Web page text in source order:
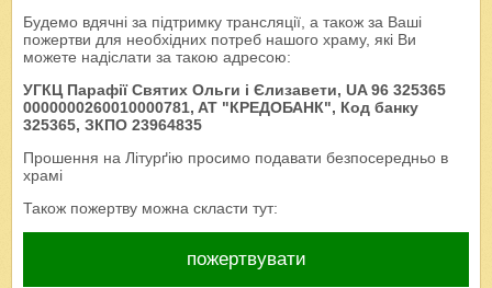
Будемо вдячні за підтримку трансляції, а також за Ваші
пожертви для необхідних потреб нашого храму, які Ви
можете надіслати за такою адресою:
УГКЦ Парафії Святих Ольги і Єлизавети, UA 96 325365
0000000260010000781, AT "КРЕДОБАНК", Код банку
325365, ЗКПО 23964835
Прошення на Літурґію просимо подавати безпосередньо в
храмі
Також пожертву можна скласти тут:
пожертвувати